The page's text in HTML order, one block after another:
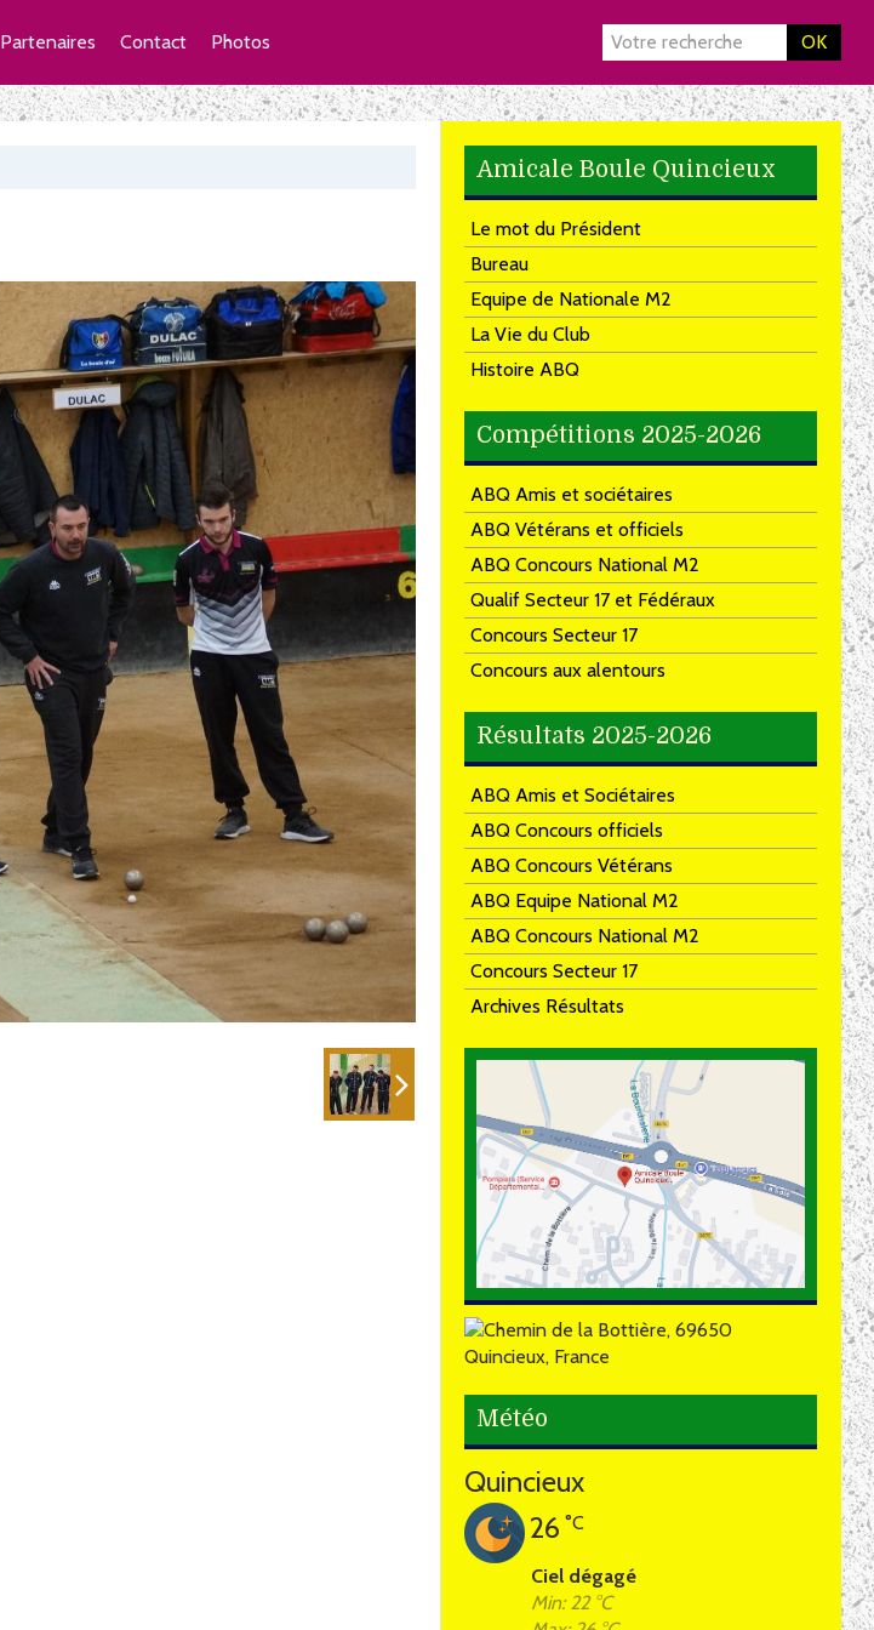
OK
Partenaires Contact Photos
Amicale Boule Quincieux
Le mot du Président
Bureau
Equipe de Nationale M2
La Vie du Club
Histoire ABQ
Compétitions 2025-2026
ABQ Amis et sociétaires
ABQ Vétérans et officiels
ABQ Concours National M2
Qualif Secteur 17 et Fédéraux
Concours Secteur 17
Concours aux alentours
Résultats 2025-2026
ABQ Amis et Sociétaires
ABQ Concours officiels
ABQ Concours Vétérans
ABQ Equipe National M2
ABQ Concours National M2
Concours Secteur 17
Archives Résultats
Météo
Quincieux
26 °C
Ciel dégagé
Min: 22 °C